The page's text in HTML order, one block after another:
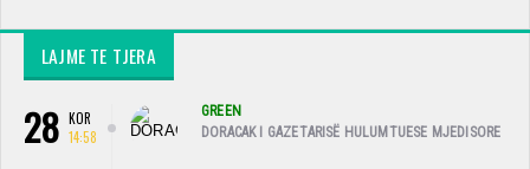
LAJME TE TJERA
28 KOR
14:58
GREEN
DORACAK I GAZETARISË HULUMTUESE MJEDISORE